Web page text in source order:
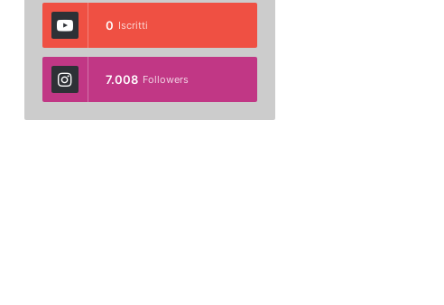
0 Iscritti
7.008 Followers